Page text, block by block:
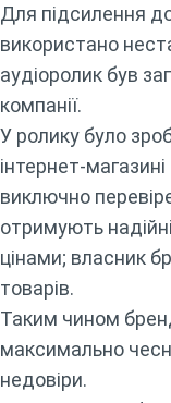
Для підсилення
використано
аудіоролик був
компанії.
У ролику було
інтернет-
виключно
отримують
цінами; власник
товарів.
Таким чином
максимально
недовіри.